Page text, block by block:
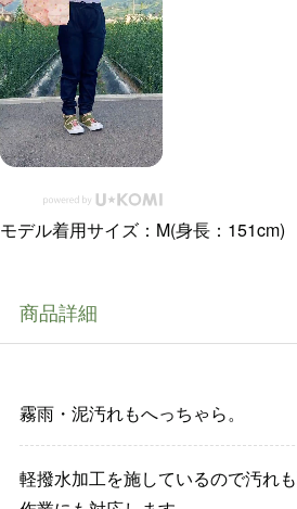
モデル着用サイズ：M(身長：151cm)
商品詳細
霧雨・泥汚れもへっちゃら。
軽撥水加工を施しているので汚れ